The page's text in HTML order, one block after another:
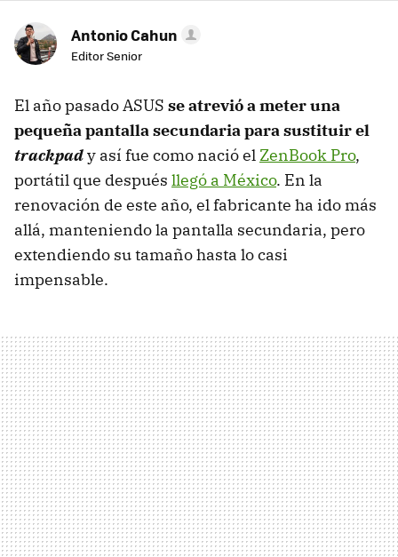
Antonio Cahun
Editor Senior
El año pasado ASUS se atrevió a meter una
pequeña pantalla secundaria para sustituir el
trackpady así fue como nació el ZenBook Pro,
portátil que después llegó a México. En la
renovación de este año, el fabricante ha ido más
allá, manteniendo la pantalla secundaria, pero
extendiendo su tamaño hasta lo casi
impensable.